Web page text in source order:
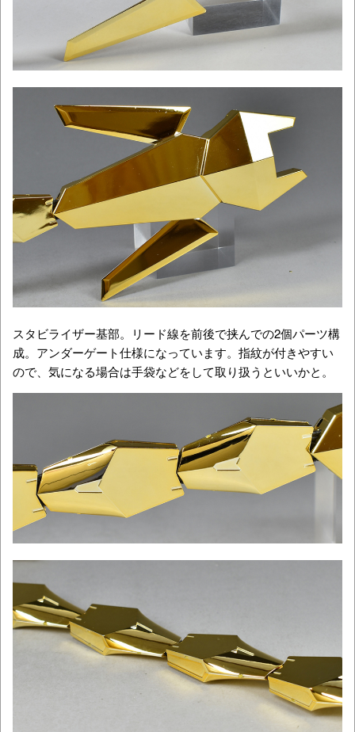
スタビライザー基部。リード線を前後で挟んでの2個パーツ構
成。アンダーゲート仕様になっています。指紋が付きやすい
ので、気になる場合は手袋などをして取り扱うといいかと。